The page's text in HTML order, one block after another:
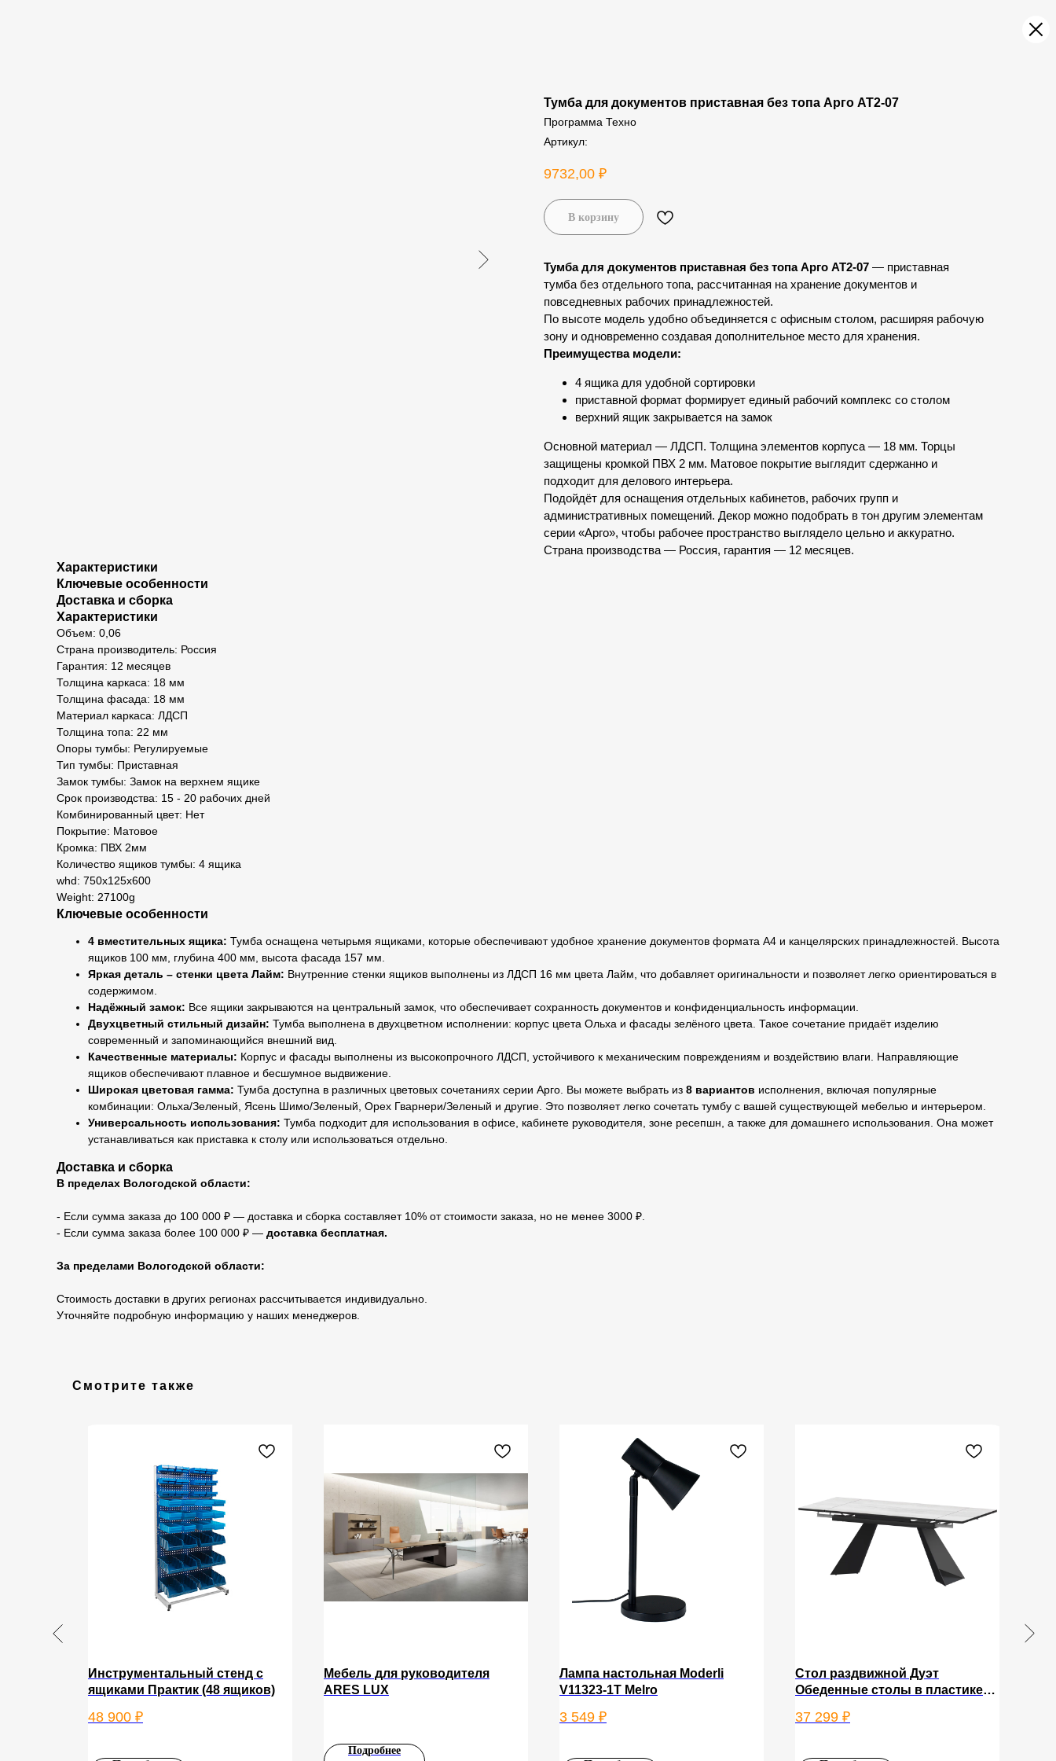
Тумба для документов приставная без топа Арго АТ2-07
Программа Техно
Артикул:
9732,00 ₽
В корзину
Тумба для документов приставная без топа Арго АТ2-07 — приставная
тумба без отдельного топа, рассчитанная на хранение документов и
повседневных рабочих принадлежностей.
По высоте модель удобно объединяется с офисным столом, расширяя рабочую
зону и одновременно создавая дополнительное место для хранения.
Преимущества модели:
4 ящика для удобной сортировки
приставной формат формирует единый рабочий комплекс со столом
верхний ящик закрывается на замок
Основной материал — ЛДСП. Толщина элементов корпуса — 18 мм. Торцы
защищены кромкой ПВХ 2 мм. Матовое покрытие выглядит сдержанно и
подходит для делового интерьера.
Подойдёт для оснащения отдельных кабинетов, рабочих групп и
административных помещений. Декор можно подобрать в тон другим элементам
серии «Арго», чтобы рабочее пространство выглядело цельно и аккуратно.
Страна производства — Россия, гарантия — 12 месяцев.
Характеристики
Ключевые особенности
Доставка и сборка
Характеристики
Объем: 0,06
Страна производитель: Россия
Гарантия: 12 месяцев
Толщина каркаса: 18 мм
Толщина фасада: 18 мм
Материал каркаса: ЛДСП
Толщина топа: 22 мм
Опоры тумбы: Регулируемые
Тип тумбы: Приставная
Замок тумбы: Замок на верхнем ящике
Срок производства: 15 - 20 рабочих дней
Комбинированный цвет: Нет
Покрытие: Матовое
Кромка: ПВХ 2мм
Количество ящиков тумбы: 4 ящика
whd: 750x125x600
Weight: 27100g
Ключевые особенности
4 вместительных ящика: Тумба оснащена четырьмя ящиками, которые обеспечивают удобное хранение документов формата А4 и канцелярских принадлежностей. Высота
ящиков 100 мм, глубина 400 мм, высота фасада 157 мм.
Яркая деталь – стенки цвета Лайм: Внутренние стенки ящиков выполнены из ЛДСП 16 мм цвета Лайм, что добавляет оригинальности и позволяет легко ориентироваться в
содержимом.
Надёжный замок: Все ящики закрываются на центральный замок, что обеспечивает сохранность документов и конфиденциальность информации.
Двухцветный стильный дизайн: Тумба выполнена в двухцветном исполнении: корпус цвета Ольха и фасады зелёного цвета. Такое сочетание придаёт изделию
современный и запоминающийся внешний вид.
Качественные материалы: Корпус и фасады выполнены из высокопрочного ЛДСП, устойчивого к механическим повреждениям и воздействию влаги. Направляющие
ящиков обеспечивают плавное и бесшумное выдвижение.
Широкая цветовая гамма: Тумба доступна в различных цветовых сочетаниях серии Арго. Вы можете выбрать из 8 вариантов исполнения, включая популярные
комбинации: Ольха/Зеленый, Ясень Шимо/Зеленый, Орех Гварнери/Зеленый и другие. Это позволяет легко сочетать тумбу с вашей существующей мебелью и интерьером.
Универсальность использования: Тумба подходит для использования в офисе, кабинете руководителя, зоне ресепшн, а также для домашнего использования. Она может
устанавливаться как приставка к столу или использоваться отдельно.
Доставка и сборка
В пределах Вологодской области:
- Если сумма заказа до 100 000 ₽ — доставка и сборка составляет 10% от стоимости заказа, но не менее 3000 ₽.
- Если сумма заказа более 100 000 ₽ — доставка бесплатная.
За пределами Вологодской области:
Стоимость доставки в других регионах рассчитывается индивидуально.
Уточняйте подробную информацию у наших менеджеров.
Смотрите также
Инструментальный стенд с
ящиками Практик (48 ящиков)
48 900 ₽
Мебель для руководителя
ARES LUX
Подробнее
Лампа настольная Moderli
V11323-1T Melro
3 549 ₽
Стол раздвижной Дуэт
Обеденные столы в пластике
Фрост/Черный муар
37 299 ₽